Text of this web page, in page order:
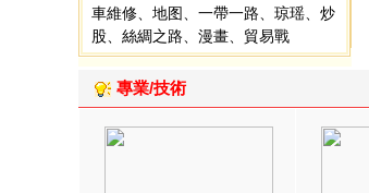
車維修
地图 一帶一路 琼瑶
炒
股
絲綢之路 漫畫 貿易戰
專業/技術